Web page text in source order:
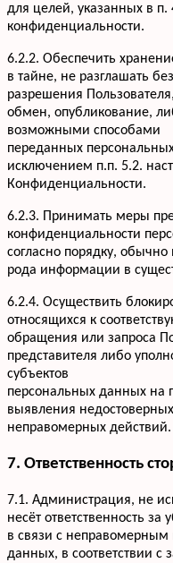
для целей, указанных в
конфиденциальности.
6.2.2. Обеспечить
в тайне, не разглашать
разрешения
обмен, опубликование,
возможными способами
переданных
исключением п.п. 5.2.
Конфиденциальности.
6.2.3. Принимать меры
конфиденциальности
согласно порядку,
рода информации в
6.2.4. Осуществить
относящихся к
обращения или запроса
представителя либо
субъектов
персональных данных на
выявления
неправомерных действий.
7. Ответственность
7.1. Администрация, не
несёт ответственность
в связи с
данных, в соответствии с